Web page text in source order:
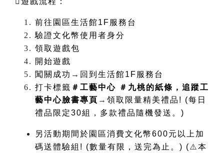
前往園區生活館1F服務台
驗證文化幣使用者身分
領取遊戲包
開始遊戲
闖關成功 → 回到生活館1F服務台
打卡標籤 ＃工藝中心 ＃九桃的紙條，追蹤工
藝中心臉書專頁 → 領取限量精美禮品! (每日
禮品限定30組，多款禮品隨機發送。)
另活動期間於園區消費文化幣600元以上加
碼送體驗組! (數量有限，送完為止。) (⚠️本